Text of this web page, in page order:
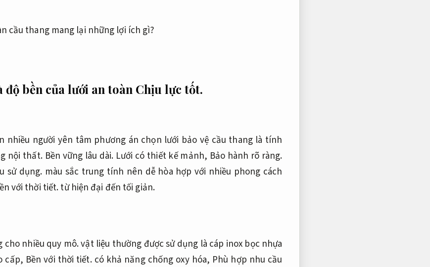
độ bền của lưới an toàn Chịu lực tốt.
nhiều người yên tâm phương án chọn lưới bảo vệ cầu thang là tính
nội thất. Bền vững lâu dài. Lưới có thiết kế mảnh, Bảo hành rõ ràng.
sử dụng. màu sắc trung tính nên dễ hòa hợp với nhiều phong cách
với thời tiết.từ hiện đại đến tối giản.
cho nhiều quy mô.vật liệu thường được sử dụng là cáp inox bọc nhựa
cấp, Bền với thời tiết.có khả năng chống oxy hóa, Phù hợp nhu cầu